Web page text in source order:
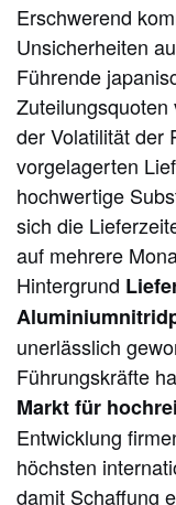
Erschwerend
Unsicherheiten
Führende
der Volatilität der
vorgelagerten
hochwertige
sich die
auf mehrere
Hintergrund
unerlässlich
Führungskräfte
Markt für
Entwicklung
höchsten
damit Schaffung